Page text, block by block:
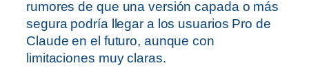
rumores de que una versión capada o más
segura podría llegar a los usuarios Pro de
Claude en el futuro, aunque con
limitaciones muy claras.